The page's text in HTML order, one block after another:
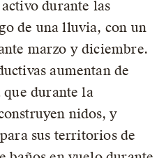
durante las
de una lluvia, con un
marzo y diciembre.
aumentan de
durante la
nidos, y
sus territorios de